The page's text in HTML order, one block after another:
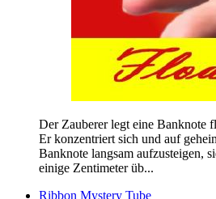
Der Zauberer legt eine Banknote
Er konzentriert sich und auf
Banknote langsam aufzusteigen,
einige Zentimeter üb...
Ribbon Mystery Tube